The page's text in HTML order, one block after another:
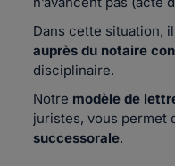
Dans cette situation,
auprès du notaire
disciplinaire.
Notre modèle de
juristes, vous permet
successorale.